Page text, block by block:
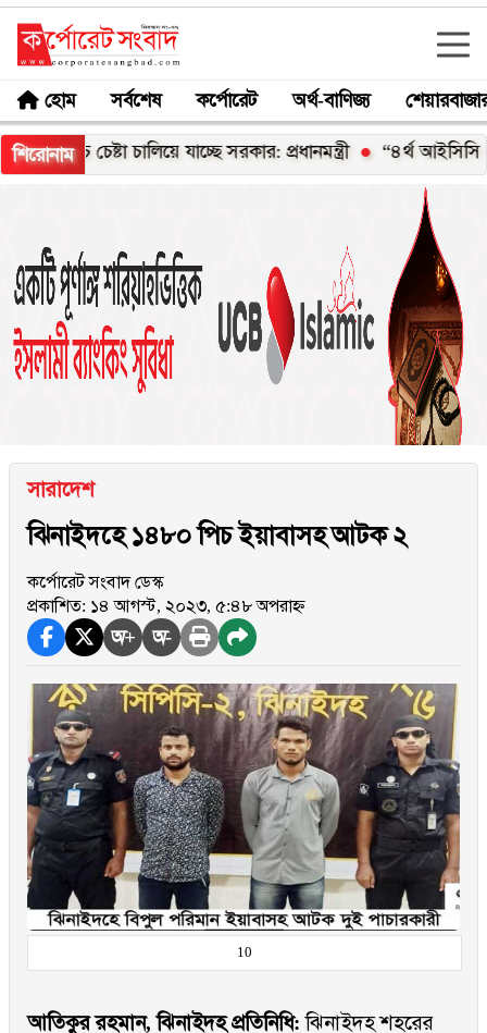
হোম সর্বশেষ কর্পোরেট অর্থ-বাণিজ্য
শিরোনাম
চেষ্টা চালিয়ে যাচ্ছে সরকার: প্রধানমন্ত্রী “৪র্থ আইসিসি এমার্জিং
সারাদেশ
ঝিনাইদহে ১৪৮০ পিচ ইয়াবাসহ আটক ২
কর্পোরেট সংবাদ ডেস্ক
প্রকাশিত: ১৪ আগস্ট, ২০২৩, ৫:৪৮ অপরাহ্ন
অ+ অ-
10
আতিকুর রহমান, ঝিনাইদহ প্রতিনিধি:ঝিনাইদহ শহরের